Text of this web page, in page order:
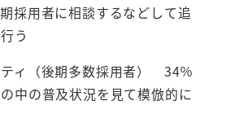
採用者に相談するなどして追
う
ィ（後期多数採用者） 34％
中の普及状況を見て模倣的に